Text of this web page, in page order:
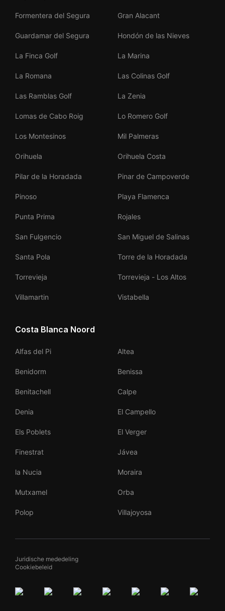
Formentera del Segura Gran Alacant
Guardamar del Segura Hondón de las Nieves
La Finca Golf La Marina
La Romana Las Colinas Golf
Las Ramblas Golf La Zenia
Lomas de Cabo Roig Lo Romero Golf
Los Montesinos Mil Palmeras
Orihuela Orihuela Costa
Pilar de la Horadada Pinar de Campoverde
Pinoso Playa Flamenca
Punta Prima Rojales
San Fulgencio San Miguel de Salinas
Santa Pola Torre de la Horadada
Torrevieja Torrevieja - Los Altos
Villamartin Vistabella
Costa Blanca Noord
Alfas del Pi Altea
Benidorm Benissa
Benitachell Calpe
Denia El Campello
Els Poblets El Verger
Finestrat Jávea
la Nucia Moraira
Mutxamel Orba
Polop Villajoyosa
Juridische mededeling
Cookiebeleid